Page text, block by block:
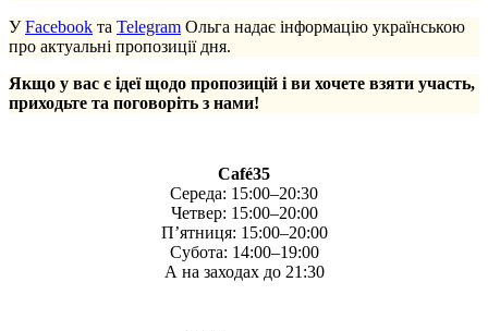
УFacebook та Telegram Ольга надає інформацію українською
про актуальні пропозиції дня.
Якщо у вас є ідеї щодо пропозицій і ви хочете взяти участь,
приходьте та поговоріть з нами!
Café35
Середа: 15:00–20:30
Четвер: 15:00–20:00
П’ятниця: 15:00–20:00
Субота: 14:00–19:00
А на заходах до 21:30